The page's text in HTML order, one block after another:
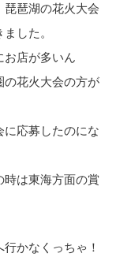
琵琶湖の花火大会
した。
お店が多いん
の花火大会の方が
に応募したのにな
時は東海方面の賞
かなくっちゃ！